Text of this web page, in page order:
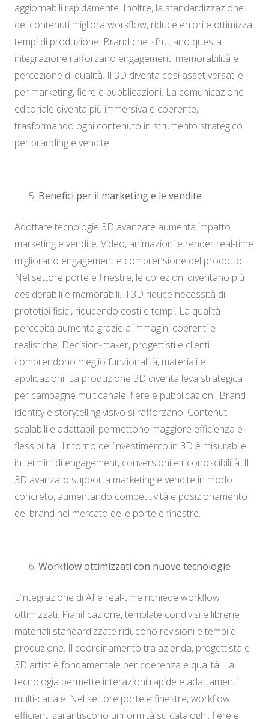
aggiornabili rapidamente. Inoltre, la standardizzazione
dei contenuti migliora workflow, riduce errori e ottimizza
tempi di produzione. Brand che sfruttano questa
integrazione rafforzano engagement, memorabilità e
percezione di qualità. Il 3D diventa così asset versatile
per marketing, fiere e pubblicazioni. La comunicazione
editoriale diventa più immersiva e coerente,
trasformando ogni contenuto in strumento strategico
per branding e vendite.
Benefici per il marketing e le vendite
Adottare tecnologie 3D avanzate aumenta impatto
marketing e vendite. Video, animazioni e render real-time
migliorano engagement e comprensione del prodotto.
Nel settore porte e finestre, le collezioni diventano più
desiderabili e memorabili. Il 3D riduce necessità di
prototipi fisici, riducendo costi e tempi. La qualità
percepita aumenta grazie a immagini coerenti e
realistiche. Decision-maker, progettisti e clienti
comprendono meglio funzionalità, materiali e
applicazioni. La produzione 3D diventa leva strategica
per campagne multicanale, fiere e pubblicazioni. Brand
identity e storytelling visivo si rafforzano. Contenuti
scalabili e adattabili permettono maggiore efficienza e
flessibilità. Il ritorno dell’investimento in 3D è misurabile
in termini di engagement, conversioni e riconoscibilità. Il
3D avanzato supporta marketing e vendite in modo
concreto, aumentando competitività e posizionamento
del brand nel mercato delle porte e finestre.
Workflow ottimizzati con nuove tecnologie
L’integrazione di AI e real-time richiede workflow
ottimizzati. Pianificazione, template condivisi e librerie
materiali standardizzate riducono revisioni e tempi di
produzione. Il coordinamento tra azienda, progettista e
3D artist è fondamentale per coerenza e qualità. La
tecnologia permette interazioni rapide e adattamenti
multi-canale. Nel settore porte e finestre, workflow
efficienti garantiscono uniformità su cataloghi, fiere e